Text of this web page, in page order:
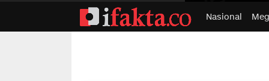
Nasional